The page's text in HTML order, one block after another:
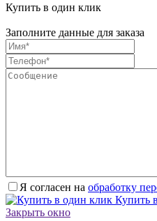
Купить в один клик
Заполните данные для заказа
Я согласен на обработку
Купить
Закрыть окно